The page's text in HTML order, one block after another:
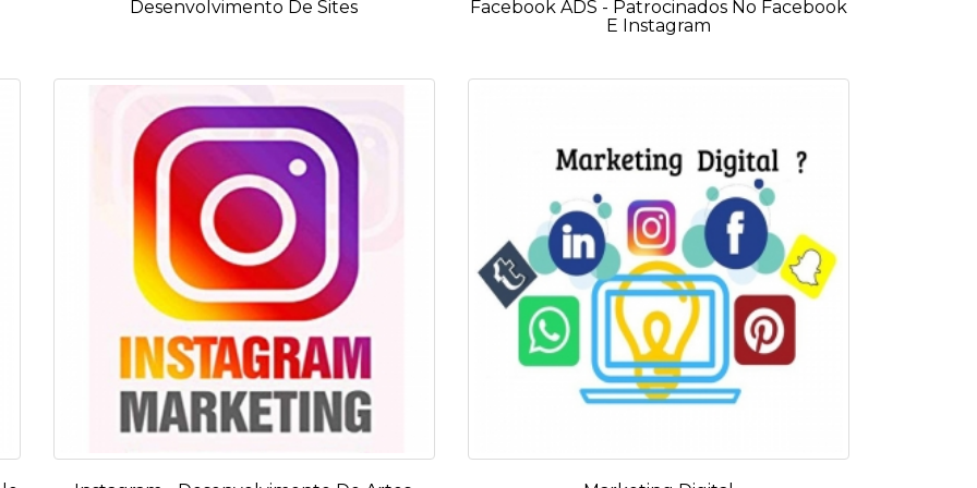
Desenvolvimento De Sites
Facebook ADS - Patrocinados No Facebook
E Instagram